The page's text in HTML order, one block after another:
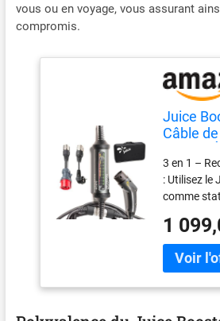
vous ou en voyage, vous assurant
compromis.
Juice
Câble
Type 2,
Mobile
IP67,
CEE et
pour
Voyage
3 en 1 –
: Utilisez le
comme
domicile,
pour
appareil
Rechargez
1